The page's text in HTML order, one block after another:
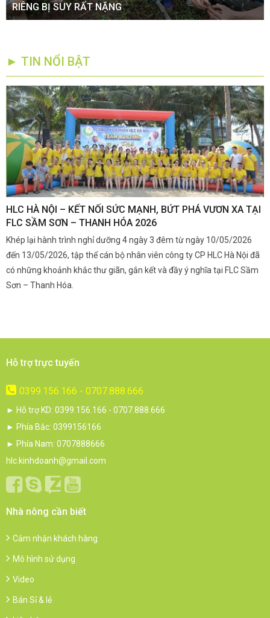
RIÊNG BỊ SUY RẤT NẶNG
► TIN NỔI BẬT
HLC HÀ NỘI – KẾT NỐI SỨC MẠNH, BỨT PHÁ VƯƠN XA TẠI
FLC SẦM SƠN – THANH HÓA 2026
Khép lại hành trình nghỉ dưỡng 4 ngày 3 đêm từ ngày 10/05/2026
đến 13/05/2026, tập thể cán bộ nhân viên công ty CP HLC Hà Nội đã
có những khoảnh khắc thư giãn, gắn kết và đầy ý nghĩa tại FLC Sầm
Sơn – Thanh Hóa.
Hỗ trợ trực tuyến
0399.156.166 - 0707.888.666
► Hỗ trợ KD: 0399.156.166 - 0707.888.666
► Phía Bắc: 0399156166
► Phía Nam: 0707888666
hlc.kinhdoanh@gmail.com
Nhà nông cần biết
Cảm nhận khách hàng
Mô hình sử dụng
Video
Bán Sỉ & lẻ